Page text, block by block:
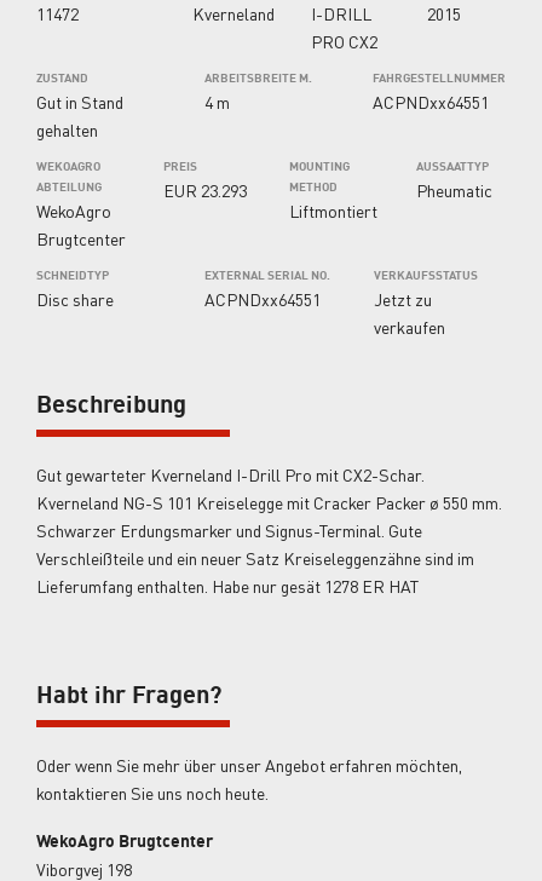
11472 Kverneland
I-DRILL
PRO CX2
2015
ZUSTAND
Gut in Stand
gehalten
ARBEITSBREITE M.
4 m
FAHRGESTELLNUMMER
ACPNDxx64551
WEKOAGRO
ABTEILUNG
WekoAgro
Brugtcenter
PREIS
EUR 23.293
MOUNTING
METHOD
Liftmontiert
AUSSAATTYP
Pheumatic
SCHNEIDTYP
Disc share
EXTERNAL SERIAL NO.
ACPNDxx64551
VERKAUFSSTATUS
Jetzt zu
verkaufen
Beschreibung
Gut gewarteter Kverneland I-Drill Pro mit CX2-Schar.
Kverneland NG-S 101 Kreiselegge mit Cracker Packer ø 550 mm.
Schwarzer Erdungsmarker und Signus-Terminal. Gute
Verschleißteile und ein neuer Satz Kreiseleggenzähne sind im
Lieferumfang enthalten. Habe nur gesät 1278 ER HAT
Habt ihr Fragen?
Oder wenn Sie mehr über unser Angebot erfahren möchten,
kontaktieren Sie uns noch heute.
WekoAgro Brugtcenter
Viborgvej 198